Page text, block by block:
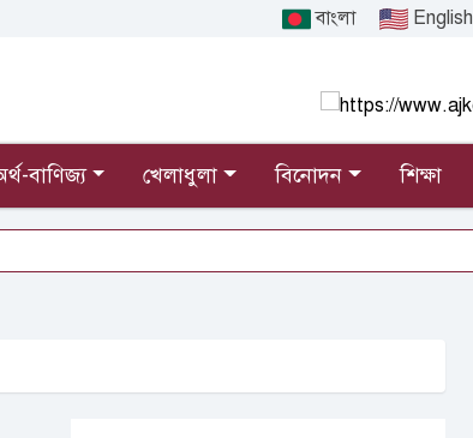
বাংলা English
বাণিজ্য খেলাধুলা বিনোদন শিক্ষা